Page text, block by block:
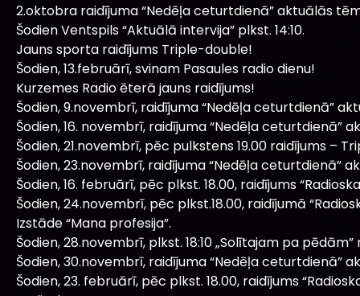
2.oktobra raidījuma “Nedēļa ceturtdienā” aktuālās
Šodien Ventspils “Aktuālā intervija” plkst. 14:10.
Jauns sporta raidījums Triple-double!
Šodien, 13.februārī, svinam Pasaules radio dienu!
Kurzemes Radio ēterā jauns raidījums!
Šodien, 9.novembrī, raidījuma “Nedēļa ceturtdienā”
Šodien, 16. novembrī, raidījuma “Nedēļa ceturtdienā”
Šodien, 21.novembrī, pēc pulkstens 19.00 raidījums –
Šodien, 23.novembrī, raidījuma “Nedēļa ceturtdienā”
Šodien, 16. februārī, pēc plkst. 18.00, raidījums
Šodien, 24.novembrī, pēc plkst.18.00, raidījumā
Izstāde “Mana profesija”.
Šodien, 28.novembrī, plkst. 18:10 „Solītajam pa pēdām”
Šodien, 30.novembrī, raidījuma “Nedēļa ceturtdienā”
Šodien, 23. februārī, pēc plkst. 18.00, raidījums